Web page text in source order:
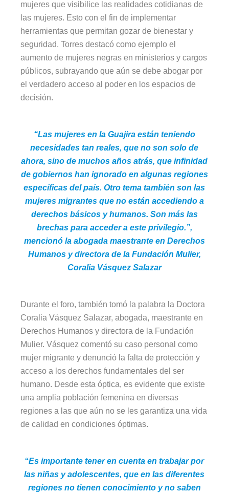
mujeres que visibilice las realidades cotidianas de
las mujeres. Esto con el fin de implementar
herramientas que permitan gozar de bienestar y
seguridad. Torres destacó como ejemplo el
aumento de mujeres negras en ministerios y cargos
públicos, subrayando que aún se debe abogar por
el verdadero acceso al poder en los espacios de
decisión.
“Las mujeres en la Guajira están teniendo
necesidades tan reales, que no son solo de
ahora, sino de muchos años atrás, que infinidad
de gobiernos han ignorado en algunas regiones
específicas del país. Otro tema también son las
mujeres migrantes que no están accediendo a
derechos básicos y humanos. Son más las
brechas para acceder a este privilegio.”,
mencionó la abogada maestrante en Derechos
Humanos y directora de la Fundación Mulier,
Coralia Vásquez Salazar
Durante el foro, también tomó la palabra la Doctora
Coralia Vásquez Salazar, abogada, maestrante en
Derechos Humanos y directora de la Fundación
Mulier. Vásquez comentó su caso personal como
mujer migrante y denunció la falta de protección y
acceso a los derechos fundamentales del ser
humano. Desde esta óptica, es evidente que existe
una amplia población femenina en diversas
regiones a las que aún no se les garantiza una vida
de calidad en condiciones óptimas.
“Es importante tener en cuenta en trabajar por
las niñas y adolescentes, que en las diferentes
regiones no tienen conocimiento y no saben